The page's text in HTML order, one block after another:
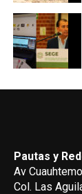
Pautas y
Av
Col. Las